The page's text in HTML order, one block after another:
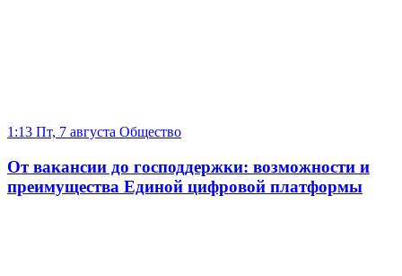
1:13 Пт, 7 августа Общество
От вакансии до господдержки: возможности и
преимущества Единой цифровой платформы